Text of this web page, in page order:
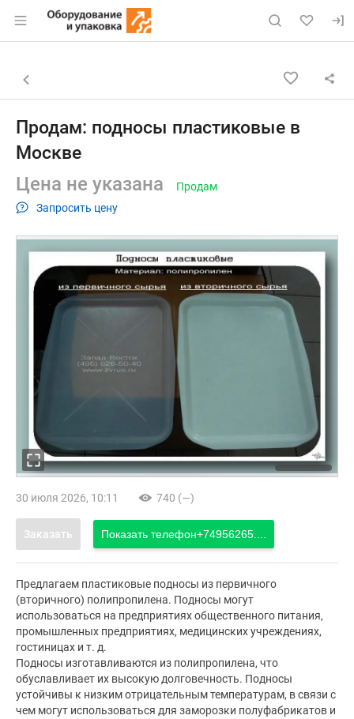
Раздел навигации по сайту eqinfo.ru
Объявление: Продам:
Навигация и управление объявлением
Назад к списку объявлений
Продам: подносы пластиковые в
Москве
Цена не указана
Запросить цену
Продам
30 июля 2026, 10:11 740 (—)
Заказать Показать телефон+74956265....
Предлагаем пластиковые подносы из первичного
(вторичного) полипропилена. Подносы могут
использоваться на предприятиях общественного питания,
промышленных предприятиях, медицинских учреждениях,
гостиницах и т. д.
Подносы изготавливаются из полипропилена, что
обуславливает их высокую долговечность. Подносы
устойчивы к низким отрицательным температурам, в связи с
чем могут использоваться для заморозки полуфабрикатов и